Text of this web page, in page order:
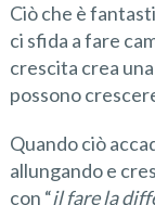
Ciò che è
ci sfida a fare
crescita crea
possono
Quando ciò
allungando e
con “il fare la